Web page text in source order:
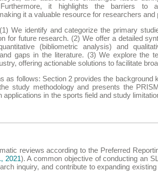
it highlights the barriers to
it a valuable resource for researchers and
We identify and categorize the primary
for future research. (2) We offer a detailed
(bibliometric analysis) and
gaps in the literature. (3) We explore the
offering actionable solutions to facilitate
as follows: Section 2 provides the background
study methodology and presents the
in the sports field and study
reviews according to the Preferred
2021). A common objective of conducting an
inquiry, and contribute to expanding